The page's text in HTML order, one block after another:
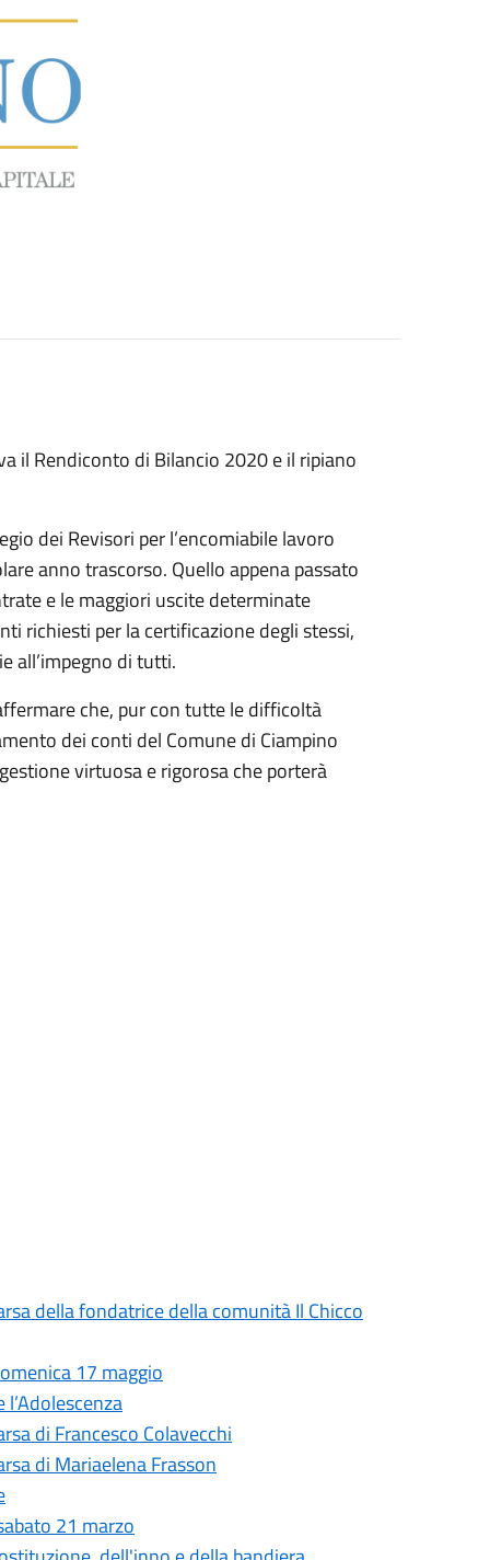
il Rendiconto di Bilancio 2020 e il ripiano
dei Revisori per l’encomiabile lavoro
anno trascorso. Quello appena passato
e le maggiori uscite determinate
richiesti per la certificazione degli stessi,
all’impegno di tutti.
che, pur con tutte le difficoltà
dei conti del Comune di Ciampino
virtuosa e rigorosa che porterà
della fondatrice della comunità Il Chicco
17 maggio
di Francesco Colavecchi
di Mariaelena Frasson
21 marzo